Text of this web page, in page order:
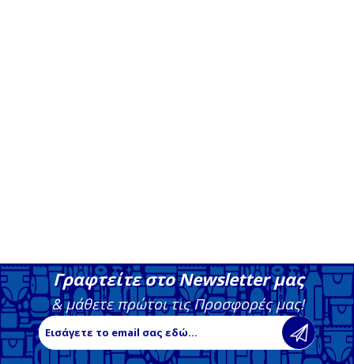
Γραφτείτε στο Newsletter μας
& μάθετε πρώτοι τις Προσφορές μας!